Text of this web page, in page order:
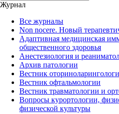
Журнал
Все журналы
Non nocere. Новый
Адаптивная медицинская
общественного здоровья
Анестезиология и
Архив патологии
Вестник
Вестник офтальмологии
Вестник травматологии и
Вопросы курортологии,
физической культуры